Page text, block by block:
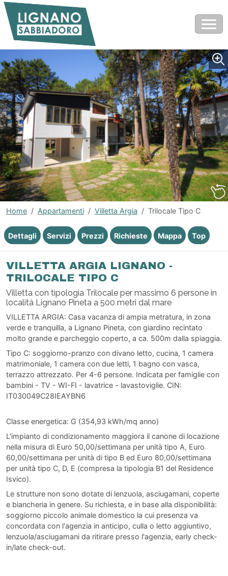
Home Appartamenti Villetta Argia Trilocale Tipo C
VILLETTA ARGIA LIGNANO -
TRILOCALE TIPO C
Villetta con tipologia Trilocale per massimo 6 persone in
località Lignano Pineta a 500 metri dal mare
VILLETTA ARGIA: Casa vacanza di ampia metratura, in zona
verde e tranquilla, a Lignano Pineta, con giardino recintato
molto grande e parcheggio coperto, a ca. 500m dalla spiaggia.
Tipo C: soggiorno-pranzo con divano letto, cucina, 1 camera
matrimoniale, 1 camera con due letti, 1 bagno con vasca,
terrazzo attrezzato. Per 4-6 persone. Indicata per famiglie con
bambini - TV - WI-FI - lavatrice - lavastoviglie. CIN:
IT030049C28IEAYBN6
Classe energetica: G (354,93 kWh/mq anno)
L'impianto di condizionamento maggiora il canone di locazione
nella misura di Euro 50,00/settimana per unità tipo A, Euro
60,00/settimana per unità di tipo B ed Euro 80,00/settimana
per unità tipo C, D, E (compresa la tipologia B1 del Residence
Isvico).
Le strutture non sono dotate di lenzuola, asciugamani, coperte
e biancheria in genere. Su richiesta, e in base alla disponibilità:
soggiorno piccolo animale domestico la cui presenza va
concordata con l'agenzia in anticipo, culla o letto aggiuntivo,
lenzuola/asciugamani da ritirare presso l'agenzia, early check-
in/late check-out.
Dettagli Servizi Prezzi Richieste Mappa Top